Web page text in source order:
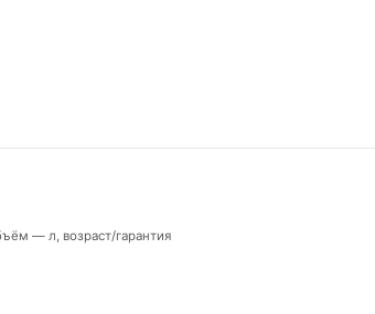
— л, возраст/гарантия